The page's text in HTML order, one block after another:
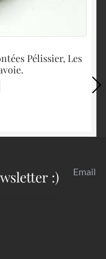
Pélissier, Les
:) Email